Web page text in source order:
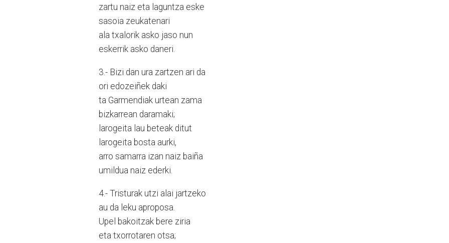
zartu naiz eta laguntza eske
sasoia zeukatenari
ala txalorik asko jaso nun
eskerrik asko daneri.
3.- Bizi dan ura zartzen ari da
ori edozeiñek daki
ta Garmendiak urtean zama
bizkarrean daramaki;
larogeita lau beteak ditut
larogeita bosta aurki,
arro samarra izan naiz baiña
umildua naiz ederki.
4.- Tristurak utzi alai jartzeko
au da leku aproposa.
Upel bakoitzak bere ziria
eta txorrotaren otsa;